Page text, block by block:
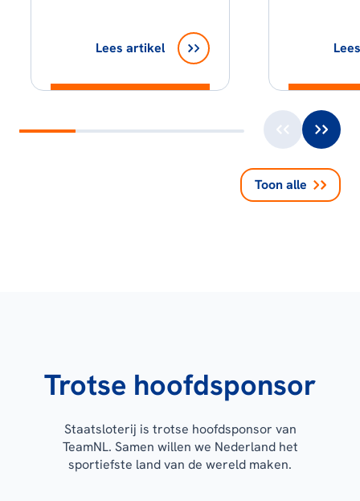
Lees artikel
Toon alle
Trotse hoofdsponsor
Staatsloterij is trotse hoofdsponsor van
TeamNL. Samen willen we Nederland het
sportiefste land van de wereld maken.